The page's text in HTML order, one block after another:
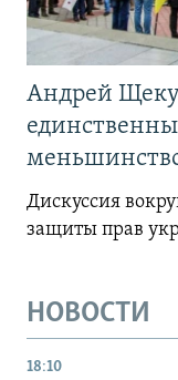
Андрей
Дискуссия
защиты прав
НОВОСТИ
18:10